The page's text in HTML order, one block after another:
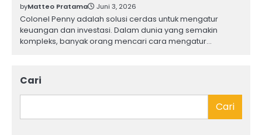
byMatteo Pratama Juni 3, 2026
Colonel Penny adalah solusi cerdas untuk mengatur
keuangan dan investasi. Dalam dunia yang semakin
kompleks, banyak orang mencari cara mengatur…
Cari
Cari